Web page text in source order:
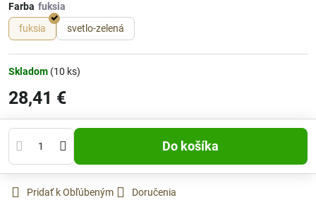
Farba
fuksia
svetlo-zelená
Skladom (10 ks)
28,41 €
Do košíka
Pridať k Obľúbeným Doručenia